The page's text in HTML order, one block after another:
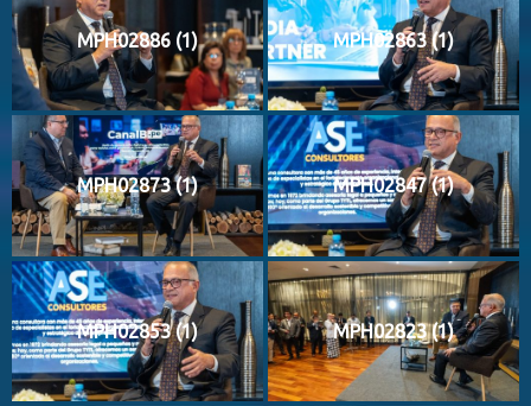
MPH02886 (1) MPH02863 (1)
MPH02873 (1) MPH02847 (1)
MPH02853 (1) MPH02823 (1)